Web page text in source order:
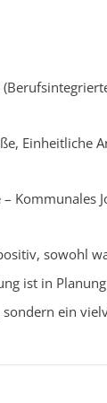
– Kommunales
sowohl
ist in
ein